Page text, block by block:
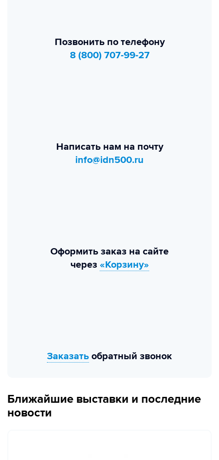
Позвонить по телефону
8 (800) 707-99-27
Написать нам на почту
info@idn500.ru
Оформить заказ на сайте
через «Корзину»
Заказать обратный звонок
Ближайшие выставки и последние
новости